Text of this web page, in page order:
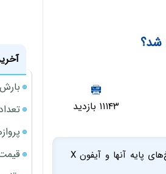
۱۱۱۴۳ بازدید
در حالیکه یک هفته تا عرضه آیفون‌های 8 و 8پلاس زمان باقی است و همچنین نرخ‌های پایه آنها و آیفون X
قیمت